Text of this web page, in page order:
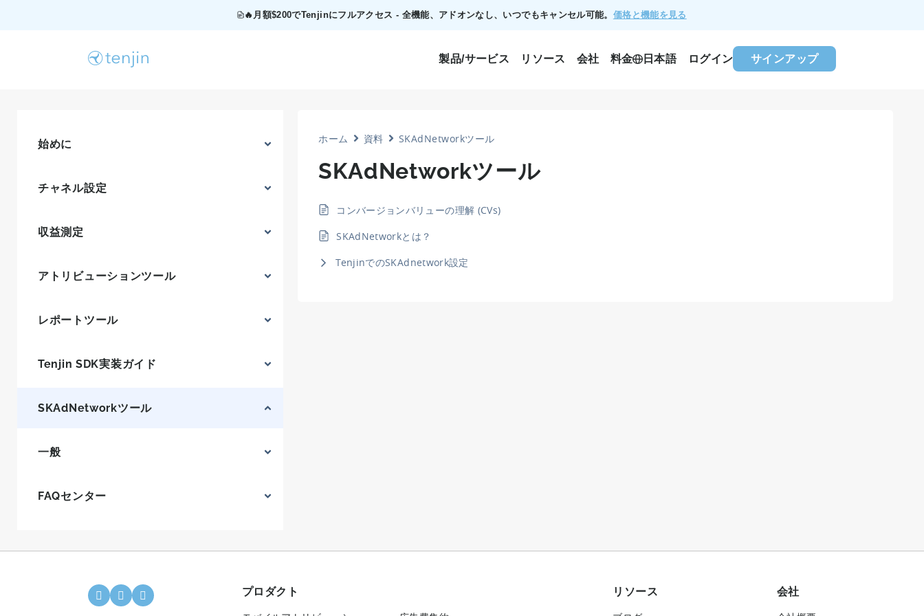
🔥月額$200でTenjinにフルアクセス - 全機能、アドオンなし、いつでもキャンセル可能。 価格と機能を見る
製品/サービス リソース 会社 料金 日本語 ログイン サインアップ
始めに
チャネル設定
収益測定
アトリビューションツール
レポートツール
Tenjin SDK実装ガイド
SKAdNetworkツール
一般
FAQセンター
ホーム 資料 SKAdNetworkツール
SKAdNetworkツール
コンバージョンバリューの理解 (CVs)
SKAdNetworkとは？
TenjinでのSKAdnetwork設定
プロダクト リソース 会社